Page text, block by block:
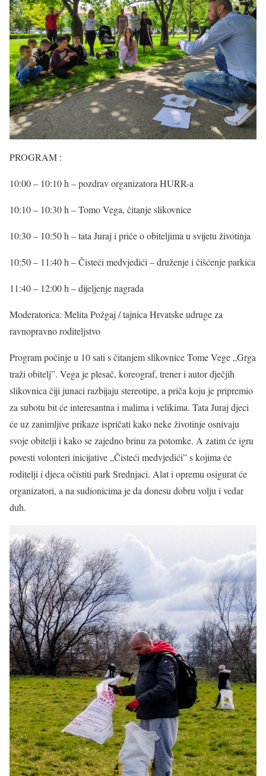
PROGRAM :
10:00 – 10:10 h – pozdrav organizatora HURR-a
10:10 – 10:30 h – Tomo Vega, čitanje slikovnice
10:30 – 10:50 h – tata Juraj i priče o obiteljima u svijetu životinja
10:50 – 11:40 h – Čisteći medvjedići – druženje i čišćenje parkića
11:40 – 12:00 h – dijeljenje nagrada
Moderatorica: Melita Požgaj / tajnica Hrvatske udruge za
ravnopravno roditeljstvo
Program počinje u 10 sati s čitanjem slikovnice Tome Vege „Grga
traži obitelj”. Vega je plesač, koreograf, trener i autor dječjih
slikovnica čiji junaci razbijaju stereotipe, a priča koju je pripremio
za subotu bit će interesantna i malima i velikima. Tata Juraj djeci
će uz zanimljive prikaze ispričati kako neke životinje osnivaju
svoje obitelji i kako se zajedno brinu za potomke. A zatim će igru
povesti volonteri inicijative „Čisteći medvjedići” s kojima će
roditelji i djeca očistiti park Srednjaci. Alat i opremu osigurat će
organizatori, a na sudionicima je da donesu dobru volju i vedar
duh.